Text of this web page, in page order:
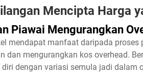
Mencipta Harga
Piawai Mengurangkan
mendapat manfaat daripada
dan mengurangkan kos overhead.
dengan variasi semula jadi dalam